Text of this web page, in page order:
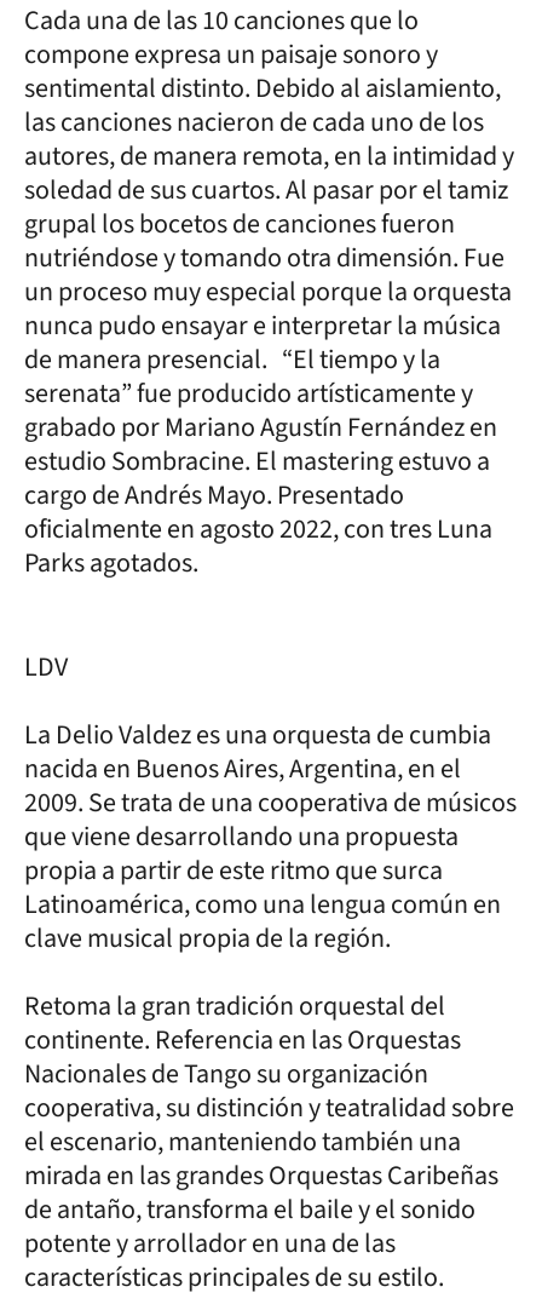
Cada una de las 10 canciones que lo
compone expresa un paisaje sonoro y
sentimental distinto. Debido al aislamiento,
las canciones nacieron de cada uno de los
autores, de manera remota, en la intimidad y
soledad de sus cuartos. Al pasar por el tamiz
grupal los bocetos de canciones fueron
nutriéndose y tomando otra dimensión. Fue
un proceso muy especial porque la orquesta
nunca pudo ensayar e interpretar la música
de manera presencial. “El tiempo y la
serenata” fue producido artísticamente y
grabado por Mariano Agustín Fernández en
estudio Sombracine. El mastering estuvo a
cargo de Andrés Mayo. Presentado
oficialmente en agosto 2022, con tres Luna
Parks agotados.
LDV
La Delio Valdez es una orquesta de cumbia
nacida en Buenos Aires, Argentina, en el
2009. Se trata de una cooperativa de músicos
que viene desarrollando una propuesta
propia a partir de este ritmo que surca
Latinoamérica, como una lengua común en
clave musical propia de la región.
Retoma la gran tradición orquestal del
continente. Referencia en las Orquestas
Nacionales de Tango su organización
cooperativa, su distinción y teatralidad sobre
el escenario, manteniendo también una
mirada en las grandes Orquestas Caribeñas
de antaño, transforma el baile y el sonido
potente y arrollador en una de las
características principales de su estilo.